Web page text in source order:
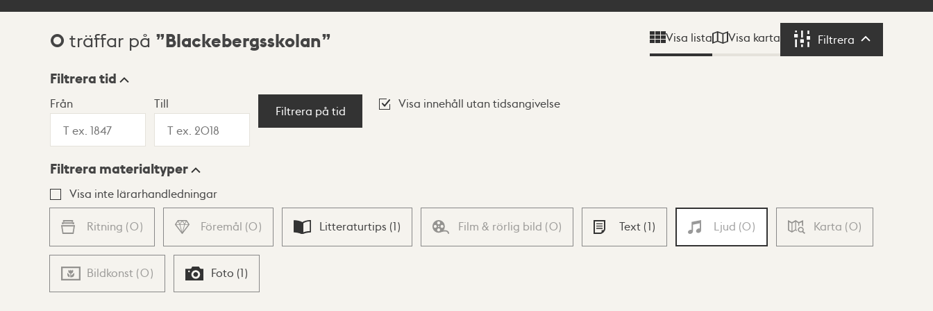
Sökresultat
0 träffar på Blackebergsskolan Visa lista Visa karta Filtrera Filtrera
Visningsläge
Lista Karta
Filtrera tid
Från Till
Filtrera på tid
Visa innehåll utan tidsangivelse
Filtrera materialtyper
Visa inte lärarhandledningar
Ritning (0) Föremål (0) Litteraturtips (1) Film & rörlig bild (0) Text (1) Ljud (0) Karta (0)
Bildkonst (0) Foto (1)